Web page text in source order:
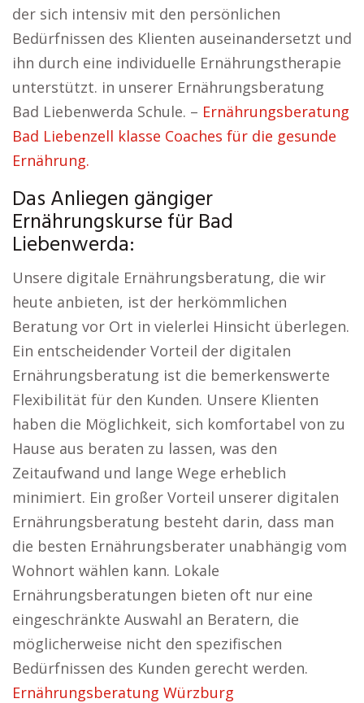
der sich intensiv mit den persönlichen
Bedürfnissen des Klienten auseinandersetzt und
ihn durch eine individuelle Ernährungstherapie
unterstützt. in unserer Ernährungsberatung
Bad Liebenwerda Schule. – Ernährungsberatung
Bad Liebenzell klasse Coaches für die gesunde
Ernährung.
Das Anliegen gängiger
Ernährungskurse für Bad
Liebenwerda:
Unsere digitale Ernährungsberatung, die wir
heute anbieten, ist der herkömmlichen
Beratung vor Ort in vielerlei Hinsicht überlegen.
Ein entscheidender Vorteil der digitalen
Ernährungsberatung ist die bemerkenswerte
Flexibilität für den Kunden. Unsere Klienten
haben die Möglichkeit, sich komfortabel von zu
Hause aus beraten zu lassen, was den
Zeitaufwand und lange Wege erheblich
minimiert. Ein großer Vorteil unserer digitalen
Ernährungsberatung besteht darin, dass man
die besten Ernährungsberater unabhängig vom
Wohnort wählen kann. Lokale
Ernährungsberatungen bieten oft nur eine
eingeschränkte Auswahl an Beratern, die
möglicherweise nicht den spezifischen
Bedürfnissen des Kunden gerecht werden.
Ernährungsberatung Würzburg